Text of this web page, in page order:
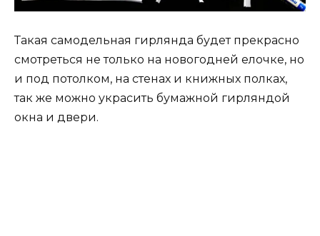
Такая самодельная гирлянда будет прекрасно
смотреться не только на новогодней елочке, но
и под потолком, на стенах и книжных полках,
так же можно украсить бумажной гирляндой
окна и двери.